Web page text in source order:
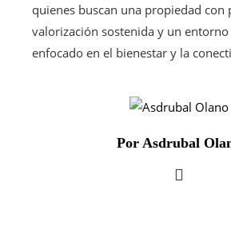
quienes buscan una propiedad con
valorización sostenida y un
enfocado en el bienestar y la
Por Asdrubal